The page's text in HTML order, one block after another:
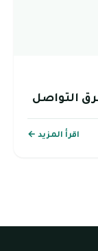
التواصل
اقرأ المزيد ←